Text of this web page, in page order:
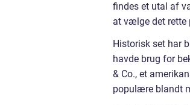
findes et utal af
at vælge det rette
Historisk set har
havde brug for
& Co., et
populære blandt